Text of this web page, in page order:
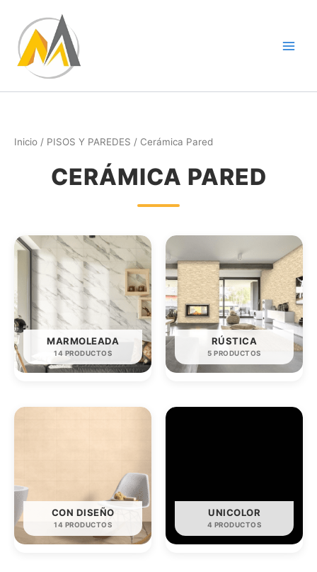
contenido
Inicio / PISOS Y PAREDES / Cerámica Pared
CERÁMICA PARED
MARMOLEADA
14 PRODUCTOS
RÚSTICA
5 PRODUCTOS
CON DISEÑO
14 PRODUCTOS
UNICOLOR
4 PRODUCTOS